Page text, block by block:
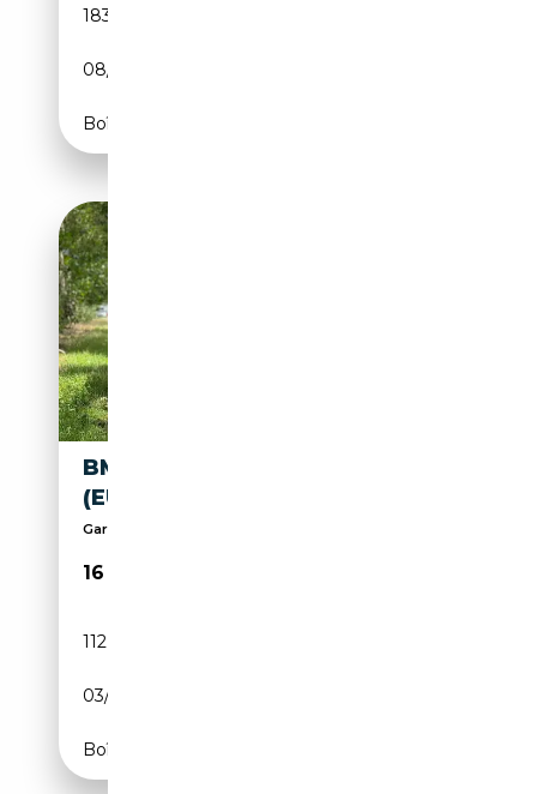
183 000 km
08/2020
Boîte manuelle
BMW X1 1.5 D SDRIVE16
(EU6AP)
Garantie 12 mois
16 490€
112 000 km
03/2021
Boîte manuelle